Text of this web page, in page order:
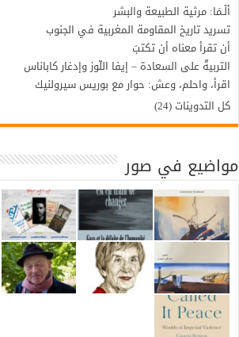
أَلْـمَا: مرثية الطبيعة والبشر
تسريد تاريخ المقاومة المغربية في الجنوب
أن تقرأَ معناه أن تكتبَ
التربيةٌ على السعادة – إيفا اللّوز وإدغار كاباناس
اقرأ، واحلم، وعش: حوار مع بوريس سيرولنيك
كل التدوينات (24)
مواضيع في صور